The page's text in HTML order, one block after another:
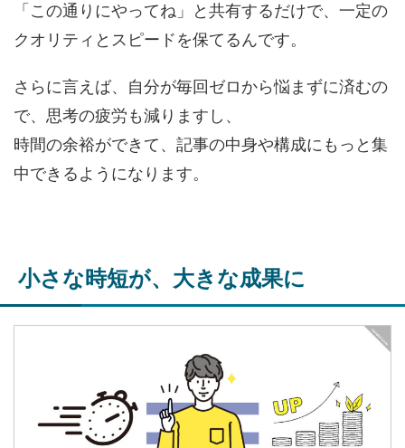
「この通りにやってね」と共有するだけで、一定の
クオリティとスピードを保てるんです。
さらに言えば、自分が毎回ゼロから悩まずに済むの
で、思考の疲労も減りますし、
時間の余裕ができて、記事の中身や構成にもっと集
中できるようになります。
小さな時短が、大きな成果に